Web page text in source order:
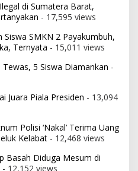
di Sumatera Barat,
- 17,595 views
SMKN 2 Payakumbuh,
Ternyata - 15,011 views
5 Siswa Diamankan -
Juara Piala Presiden - 13,094
Polisi ‘Nakal’ Terima Uang
Kelabat - 12,468 views
Basah Diduga Mesum di
- 12,152 views